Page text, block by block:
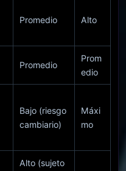
Promedio Alto
Promedio
Prom
edio
Bajo (riesgo
cambiario)
Máxi
mo
Alto (sujeto